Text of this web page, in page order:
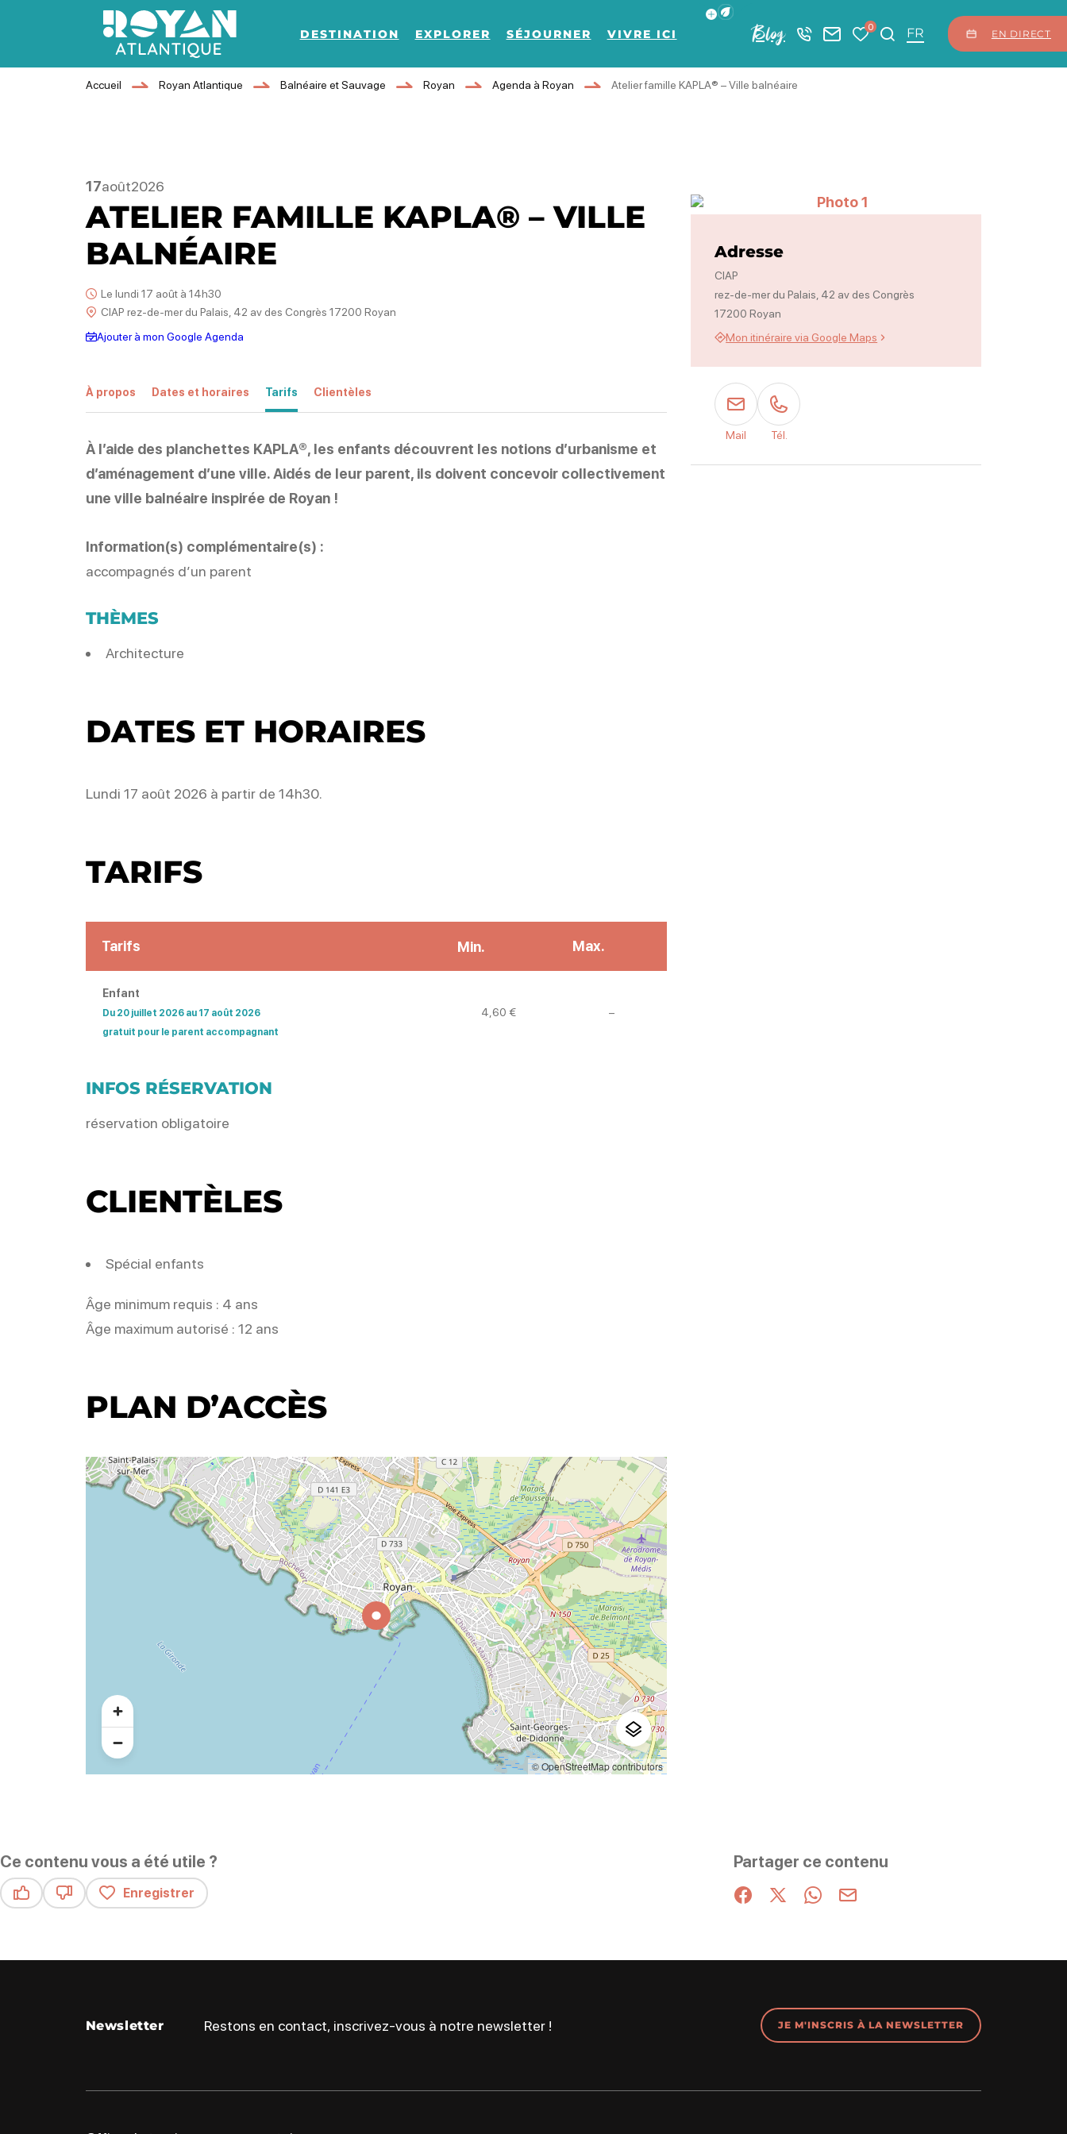
Afficher la barre de navigation du mode éco
Royan Atlantique
DESTINATION EXPLORER SÉJOURNER VIVRE ICI Blog +33 5 46 08 21 00
Nous contacter
Mes favoris
0 Je recherche
FR EN DIRECT
Accueil Royan Atlantique Balnéaire et Sauvage Royan Agenda à Royan Atelier famille KAPLA® – Ville balnéaire
17août2026
ATELIER FAMILLE KAPLA® – VILLE
BALNÉAIRE
Le lundi 17 août à 14h30
CIAP rez-de-mer du Palais, 42 av des Congrès 17200 Royan
Ajouter à mon Google Agenda
À propos Dates et horaires Tarifs Clientèles
À l’aide des planchettes KAPLA®, les enfants découvrent les notions d’urbanisme et
d’aménagement d’une ville. Aidés de leur parent, ils doivent concevoir collectivement
une ville balnéaire inspirée de Royan !
Information(s) complémentaire(s) :
accompagnés d’un parent
THÈMES
Architecture
DATES ET HORAIRES
Lundi 17 août 2026 à partir de 14h30.
TARIFS
Tarifs Min. Max.
Enfant
Du 20 juillet 2026 au 17 août 2026
gratuit pour le parent accompagnant
4,60 € –Non communiqué
INFOS RÉSERVATION
réservation obligatoire
CLIENTÈLES
Spécial enfants
Âge minimum requis : 4 ans
Âge maximum autorisé : 12 ans
PLAN D’ACCÈS
© OpenStreetMap contributors
Photo 1
Adresse
CIAP
rez-de-mer du Palais, 42 av des Congrès
17200 Royan
Mon itinéraire via Google Maps
Mail Tél.
Ce contenu vous a été utile ?
Enregistrer
Partager ce contenu
Partager sur Facebook (nouvelle fenêtre)
Partager sur X / Twitter (nouvelle fenêtre)
Partager sur WhatsApp
Partager par mail
Newsletter Restons en contact, inscrivez-vous à notre newsletter ! JE M'INSCRIS À LA NEWSLETTER